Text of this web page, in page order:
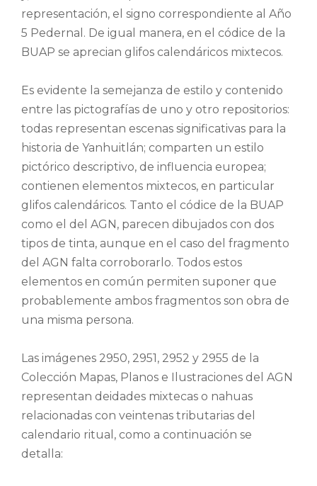
representación, el signo correspondiente al Año
5 Pedernal. De igual manera, en el códice de la
BUAP se aprecian glifos calendáricos mixtecos.
Es evidente la semejanza de estilo y contenido
entre las pictografías de uno y otro repositorios:
todas representan escenas significativas para la
historia de Yanhuitlán; comparten un estilo
pictórico descriptivo, de influencia europea;
contienen elementos mixtecos, en particular
glifos calendáricos. Tanto el códice de la BUAP
como el del AGN, parecen dibujados con dos
tipos de tinta, aunque en el caso del fragmento
del AGN falta corroborarlo. Todos estos
elementos en común permiten suponer que
probablemente ambos fragmentos son obra de
una misma persona.
Las imágenes 2950, 2951, 2952 y 2955 de la
Colección Mapas, Planos e Ilustraciones del AGN
representan deidades mixtecas o nahuas
relacionadas con veintenas tributarias del
calendario ritual, como a continuación se
detalla: